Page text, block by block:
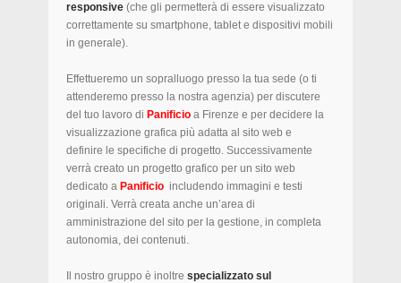
responsive (che gli permetterà di essere visualizzato
correttamente su smartphone, tablet e dispositivi mobili
in generale).
Effettueremo un sopralluogo presso la tua sede (o ti
attenderemo presso la nostra agenzia) per discutere
del tuo lavoro di Panificio a Firenze e per decidere la
visualizzazione grafica più adatta al sito web e
definire le specifiche di progetto. Successivamente
verrà creato un progetto grafico per un sito web
dedicato a Panificio includendo immagini e testi
originali. Verrà creata anche un’area di
amministrazione del sito per la gestione, in completa
autonomia, dei contenuti.
Il nostro gruppo è inoltre specializzato sul